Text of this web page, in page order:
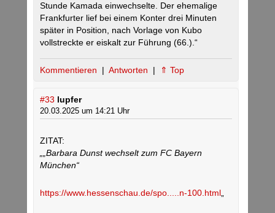
Stunde Kamada einwechselte. Der ehemalige
Frankfurter lief bei einem Konter drei Minuten
später in Position, nach Vorlage von Kubo
vollstreckte er eiskalt zur Führung (66.).“
Kommentieren | Antworten | ⇑ Top
#33 lupfer
20.03.2025 um 14:21 Uhr
ZITAT:
„„Barbara Dunst wechselt zum FC Bayern
München“
https://www.hessenschau.de/spo.....n-100.html